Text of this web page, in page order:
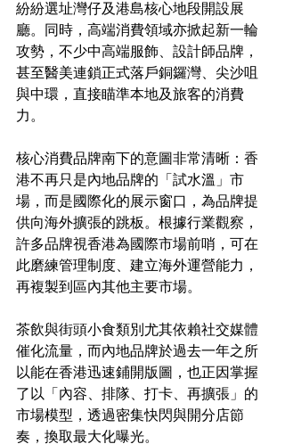
紛紛選址灣仔及港島核心地段開設展
廳。同時，高端消費領域亦掀起新一輪
攻勢，不少中高端服飾、設計師品牌，
甚至醫美連鎖正式落戶銅鑼灣、尖沙咀
與中環，直接瞄準本地及旅客的消費
力。
核心消費品牌南下的意圖非常清晰：香
港不再只是內地品牌的「試水溫」市
場，而是國際化的展示窗口，為品牌提
供向海外擴張的跳板。根據行業觀察，
許多品牌視香港為國際市場前哨，可在
此磨練管理制度、建立海外運營能力，
再複製到區內其他主要市場。
茶飲與街頭小食類別尤其依賴社交媒體
催化流量，而內地品牌於過去一年之所
以能在香港迅速鋪開版圖，也正因掌握
了以「內容、排隊、打卡、再擴張」的
市場模型，透過密集快閃與開分店節
奏，換取最大化曝光。